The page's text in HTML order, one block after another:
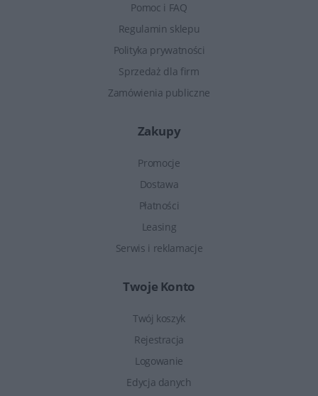
Pomoc i FAQ
Regulamin sklepu
Polityka prywatności
Sprzedaż dla firm
Zamówienia publiczne
Zakupy
Promocje
Dostawa
Płatności
Leasing
Serwis i reklamacje
Twoje Konto
Twój koszyk
Rejestracja
Logowanie
Edycja danych